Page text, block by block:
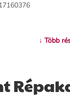
↓ Több